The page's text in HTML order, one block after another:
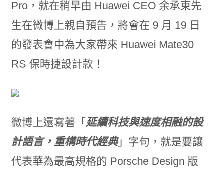
Pro，就在稍早由 Huawei CEO 余承東先
生在微博上親自預告，將會在 9 月 19 日
的發表會中為大家帶來 Huawei Mate30
RS 保時捷設計款！
微博上還寫著「 延續科技與速度相融的設
計語言，重構時代經典」字句，就是要讓
代表華為最高規格的 Porsche Design 版